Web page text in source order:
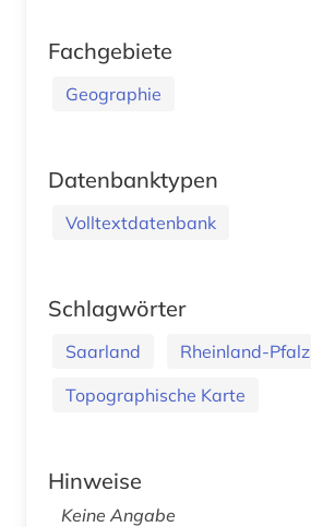
Fachgebiete
Geographie
Datenbanktypen
Volltextdatenbank
Schlagwörter
Saarland
Rheinland-Pfalz
Topographische Karte
Hinweise
Keine Angabe